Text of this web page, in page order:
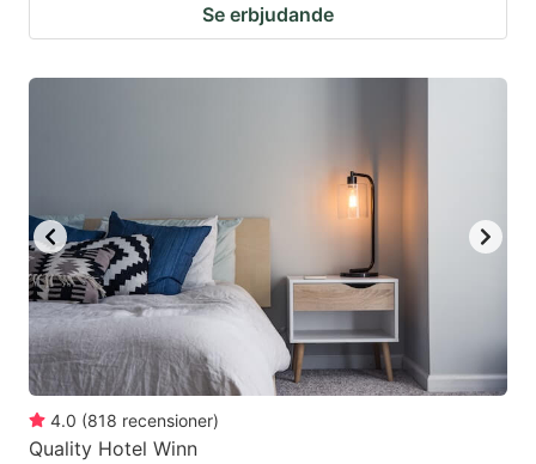
Se erbjudande
4.0 (818 recensioner)
Quality Hotel Winn